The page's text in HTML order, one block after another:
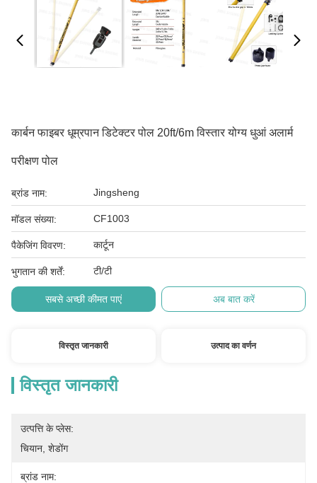
कार्बन फाइबर धूम्रपान डिटेक्टर पोल 20ft/6m विस्तार योग्य धुआं अलार्म
परीक्षण पोल
ब्रांड नाम: Jingsheng
मॉडल संख्या: CF1003
पैकेजिंग विवरण: कार्टून
भुगतान की शर्तें: टी/टी
सबसे अच्छी कीमत पाएं अब बात करें
विस्तृत जानकारी उत्पाद का वर्णन
विस्तृत जानकारी
उत्पत्ति के प्लेस:
चियान, शेडोंग
ब्रांड नाम: